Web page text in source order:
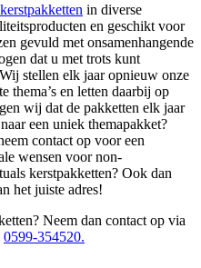
in diverse
en geschikt voor
gevuld met onsamenhangende
dat u met trots kunt
stellen elk jaar opnieuw onze
thema’s en letten daarbij op
wij dat de pakketten elk jaar
een uniek themapakket?
contact op voor een
wensen voor non-
kerstpakketten? Ook dan
het juiste adres!
Neem dan contact op via
0599-354520.